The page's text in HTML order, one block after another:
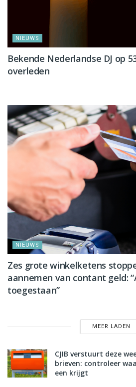
NIEUWS
Bekende Nederlandse DJ op
overleden
NIEUWS
Zes grote winkelketens
aannemen van contant geld:
toegestaan”
MEER LADEN
CJIB verstuurt deze
brieven: controleer
een krijgt